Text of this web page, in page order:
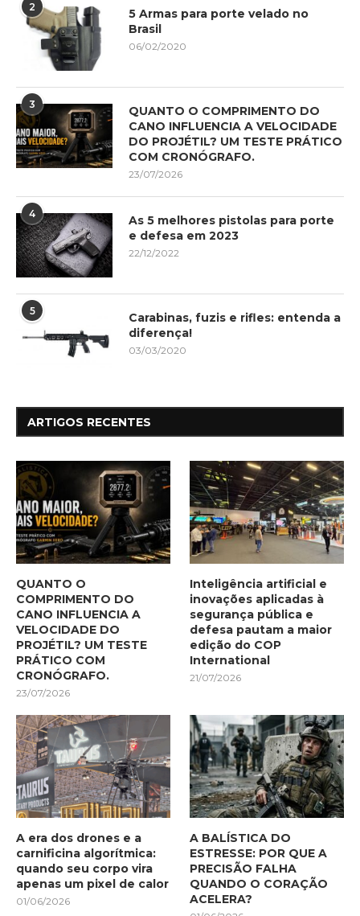
2
5 Armas para porte velado no
Brasil
06/02/2020
3
QUANTO O COMPRIMENTO DO
CANO INFLUENCIA A VELOCIDADE
DO PROJÉTIL? UM TESTE PRÁTICO
COM CRONÓGRAFO.
23/07/2026
4
As 5 melhores pistolas para porte
e defesa em 2023
22/12/2022
5
Carabinas, fuzis e rifles: entenda a
diferença!
03/03/2020
ARTIGOS RECENTES
QUANTO O
COMPRIMENTO DO
CANO INFLUENCIA A
VELOCIDADE DO
PROJÉTIL? UM TESTE
PRÁTICO COM
CRONÓGRAFO.
23/07/2026
Inteligência artificial e
inovações aplicadas à
segurança pública e
defesa pautam a maior
edição do COP
International
21/07/2026
A era dos drones e a
carnificina algorítmica:
quando seu corpo vira
apenas um pixel de calor
01/06/2026
A BALÍSTICA DO
ESTRESSE: POR QUE A
PRECISÃO FALHA
QUANDO O CORAÇÃO
ACELERA?